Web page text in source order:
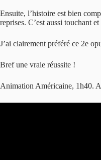
Ensuite, l’histoire est bien
reprises. C’est aussi touchant
J’ai clairement préféré ce 2e
Bref une vraie réussite !
Animation Américaine, 1h40.